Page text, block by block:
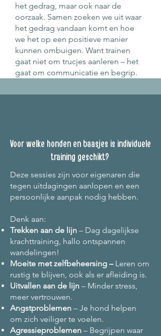
het gedrag, maar ook naar de
oorzaak. Samen zoeken we uit waar
het gedrag vandaan komt en hoe
we het op een positieve manier
kunnen ombuigen. Want trainen
gaat niet om trucjes aanleren – het
gaat om communicatie en begrip.
Voor welke honden en baasjes is individuele
training geschikt?
Deze sessies zijn voor eigenaren die
tegen uitdagingen aanlopen en een
persoonlijke aanpak nodig hebben.
Denk aan:
Trekken aan de lijn – Dag dagelijkse
krachttraining, hallo ontspannen
wandelingen!
Moeite met zelfbeheersing –Leren om
rustig te blijven, ook als er afleiding is.
Uitvallen aan de lijn – Minder stress,
meer vertrouwen.
Angstproblemen – Je hond helpen
om zich veiliger te voelen.
Agressieproblemen – Begrijpen waar